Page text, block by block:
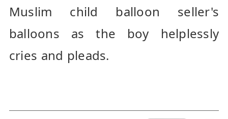
Muslim child balloon seller's
balloons as the boy helplessly
cries and pleads.